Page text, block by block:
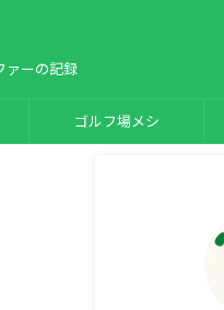
ァーの記録
ゴルフ場メシ